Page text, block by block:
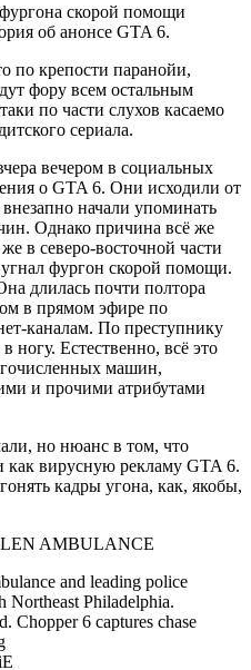
скорой помощи
об анонсе GTA 6.
по крепости паранойи,
фору всем остальным
по части слухов касаемо
сериала.
вечером в социальных
о GTA 6. Они исходили от
начали упоминать
Однако причина всё же
в северо-восточной части
фургон скорой помощи.
длилась почти полтора
в прямом эфире по
каналам. По преступнику
ногу. Естественно, всё это
машин,
и прочими атрибутами
но нюанс в том, что
как вирусную рекламу GTA 6.
кадры угона, как, якобы,
AMBULANCE
and leading police
Northeast Philadelphia.
Chopper 6 captures chase